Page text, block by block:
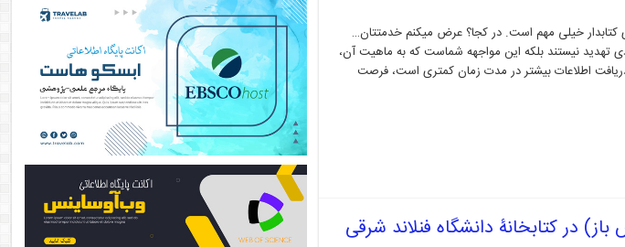
کتابدار خیلی مهم است. در کجا؟ عرض میکنم خدمتتان…
نیستند بلکه این مواجهه شماست که به ماهیت آن،
اطلاعات بیشتر در مدت زمان کمتری است، فرصت
در کتابخانۀ دانشگاه فنلاند شرقی